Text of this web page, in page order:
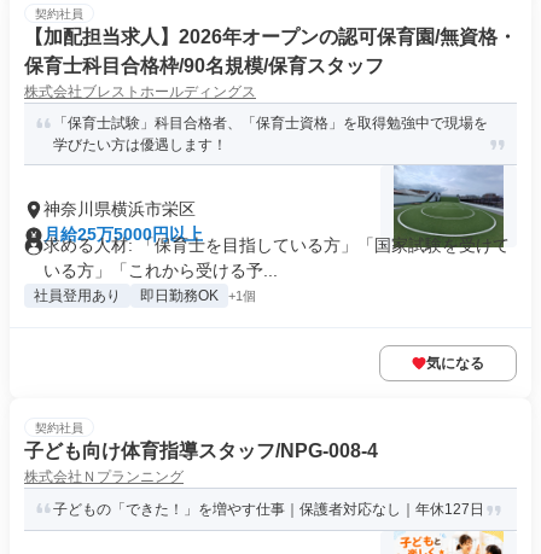
契約社員
【加配担当求人】2026年オープンの認可保育園/無資格・
保育士科目合格枠/90名規模/保育スタッフ
株式会社ブレストホールディングス
「保育士試験」科目合格者、「保育士資格」を取得勉強中で現場を
学びたい方は優遇します！
神奈川県横浜市栄区
月給25万5000円以上
求める人材: 「保育士を目指している方」「国家試験を受けて
いる方」「これから受ける予...
社員登用あり 即日勤務OK +1個
気になる
契約社員
子ども向け体育指導スタッフ/NPG-008-4
株式会社Ｎプランニング
子どもの「できた！」を増やす仕事｜保護者対応なし｜年休127日